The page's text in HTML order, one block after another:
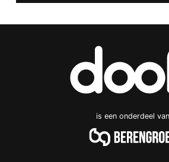
is een onderdeel van